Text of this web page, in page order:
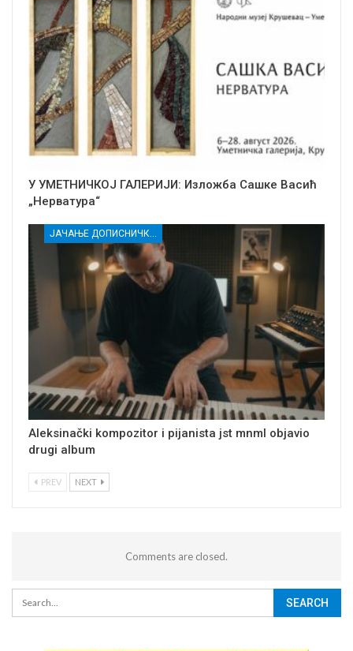
У УМЕТНИЧКОЈ ГАЛЕРИЈИ: Изложба Сашке Васић
„Нерватура“
ЈАЧАЊЕ ДОПИСНИЧКЕ МРЕЖЕ НЕЗАВИСНИХ МЕДИЈА У РАСИНСКОМ ОКРУГУ
Aleksinački kompozitor i pijanista jst mnml objavio
drugi album
PREV NEXT
Comments are closed.